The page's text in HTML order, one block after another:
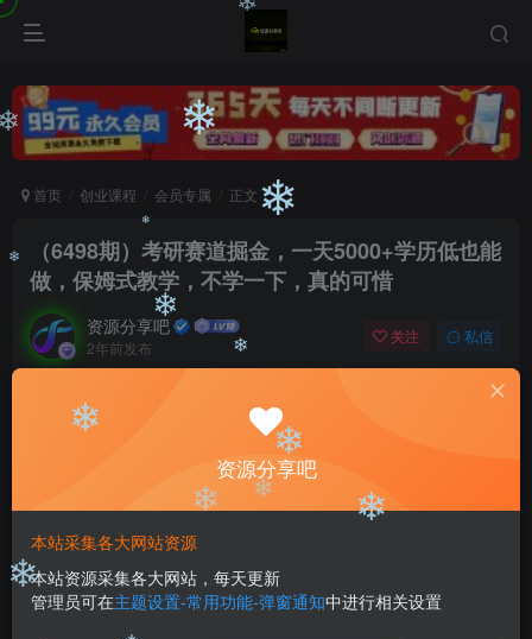
首页 创业课程 会员专属 正文
（6498期）考研赛道掘金，一天5000+学历低也能
做，保姆式教学，不学一下，真的可惜
资源分享吧
2年前发布
关注 私信
此内容为付费阅读，请付费后查看
黄金会员免费
您暂无购买权限，请先开通会员
付费阅读
资源分享吧
本站采集各大网站资源
本站资源采集各大网站，每天更新
管理员可在主题设置-常用功能-弹窗通知中进行相关设置
❄
❄
❄
❄
❄ ❄
❄
❄